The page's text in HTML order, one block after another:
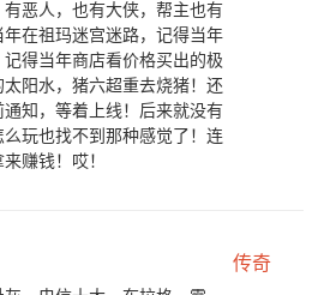
恶人，也有大侠，帮主也有
在祖玛迷宫迷路，记得当年
得当年商店看价格买出的极
阳水，猪六超重去烧猪！还
知，等着上线！后来就没有
么玩也找不到那种感觉了！连
赚钱！哎！
传奇